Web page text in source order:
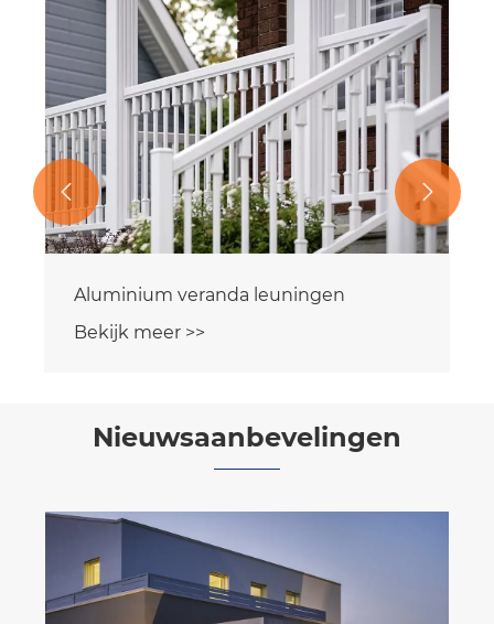
Aluminium veranda leuningen
Bekijk meer >>
 
Nieuwsaanbevelingen